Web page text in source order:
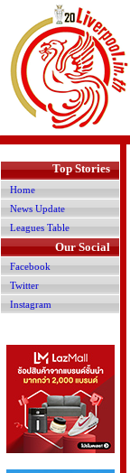
Top Stories
Home
News Update
Leagues Table
Our Social
Facebook
Twitter
Instagram